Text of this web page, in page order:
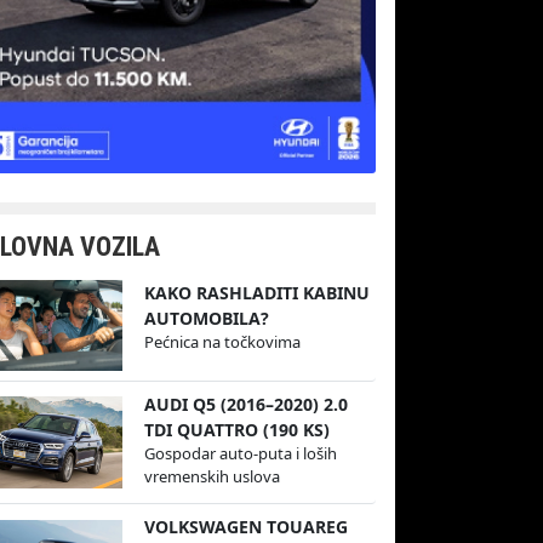
VOZILA
KAKO RASHLADITI KABINU
AUTOMOBILA?
Pećnica na točkovima
AUDI Q5 (2016–2020) 2.0
TDI QUATTRO (190 KS)
Gospodar auto-puta i loših
vremenskih uslova
VOLKSWAGEN TOUAREG